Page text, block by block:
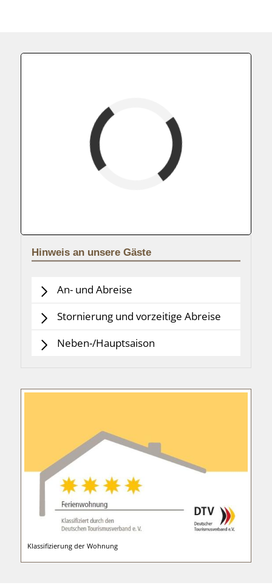
verfügbar (Anreise) Abreise
Hinweis an unsere Gäste
An- und Abreise
Stornierung und vorzeitige Abreise
Neben-/Hauptsaison
Klassifizierung der Wohnung